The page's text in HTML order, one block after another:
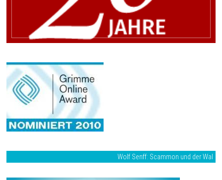
Wolf Senff: Scammon und der Wal